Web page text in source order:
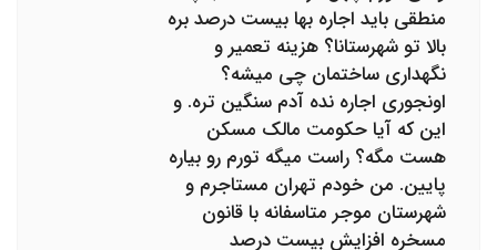
منطقی باید اجاره بها بیست درصد بره
بالا تو شهرستانا؟ هزینه تعمیر و
نگهداری ساختمان چی میشه؟
اونجوری اجاره نده آدم سنگین تره. و
این که آیا حکومت مالک مسکن
هست مگه؟ راست میگه تورم رو بیاره
پایین. من خودم تهران مستاجرم و
شهرستان موجر متاسفانه با قانون
مسخره افزایش بیست درصد